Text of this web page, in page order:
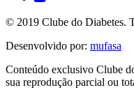
© 2019 Clube do Diabetes.
Desenvolvido por: mufasa
Conteúdo exclusivo Clube
sua reprodução parcial ou